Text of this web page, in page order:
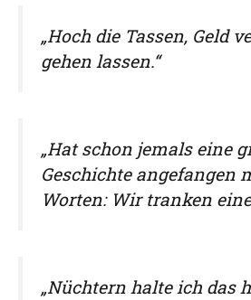
„Hoch die Tassen, Geld
gehen lassen.“
„Hat schon jemals eine
Geschichte angefangen
Worten: Wir tranken
„Nüchtern halte ich das